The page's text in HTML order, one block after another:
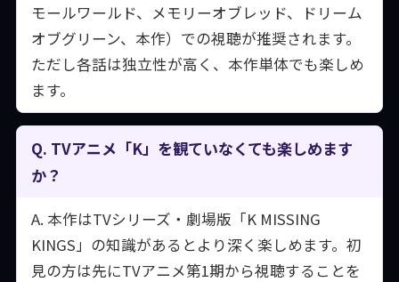
モールワールド、メモリーオブレッド、ドリーム
オブグリーン、本作）での視聴が推奨されます。
ただし各話は独立性が高く、本作単体でも楽しめ
ます。
Q. TVアニメ「K」を観ていなくても楽しめます
か？
A. 本作はTVシリーズ・劇場版「K MISSING
KINGS」の知識があるとより深く楽しめます。初
見の方は先にTVアニメ第1期から視聴することを